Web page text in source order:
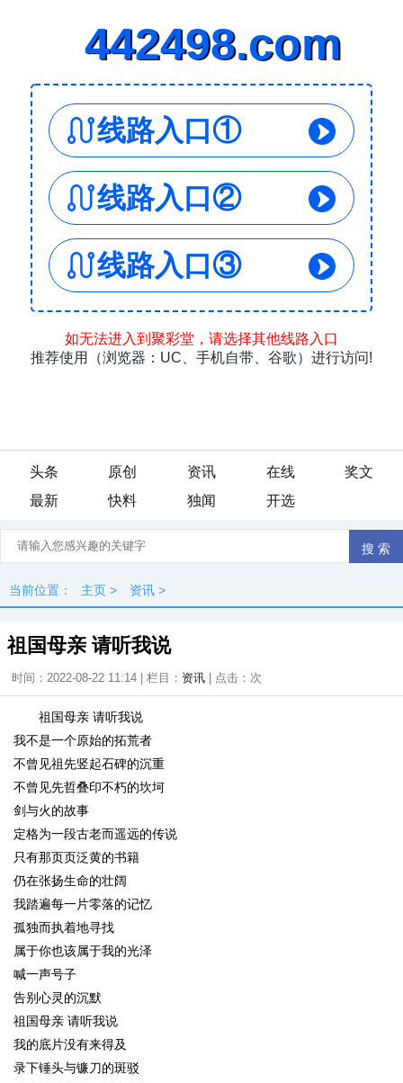
头条 原创 资讯 在线
奖文
最新
快料 独闻 开选
当前位置： 主页 > 资讯 >
祖国母亲 请听我说
时间：2022-08-22 11:14 | 栏目： 资讯 | 点击： 次
祖国母亲 请听我说
我不是一个原始的拓荒者
不曾见祖先竖起石碑的沉重
不曾见先哲叠印不朽的坎坷
剑与火的故事
定格为一段古老而遥远的传说
只有那页页泛黄的书籍
仍在张扬生命的壮阔
我踏遍每一片零落的记忆
孤独而执着地寻找
属于你也该属于我的光泽
喊一声号子
告别心灵的沉默
祖国母亲 请听我说
我的底片没有来得及
录下锤头与镰刀的斑驳